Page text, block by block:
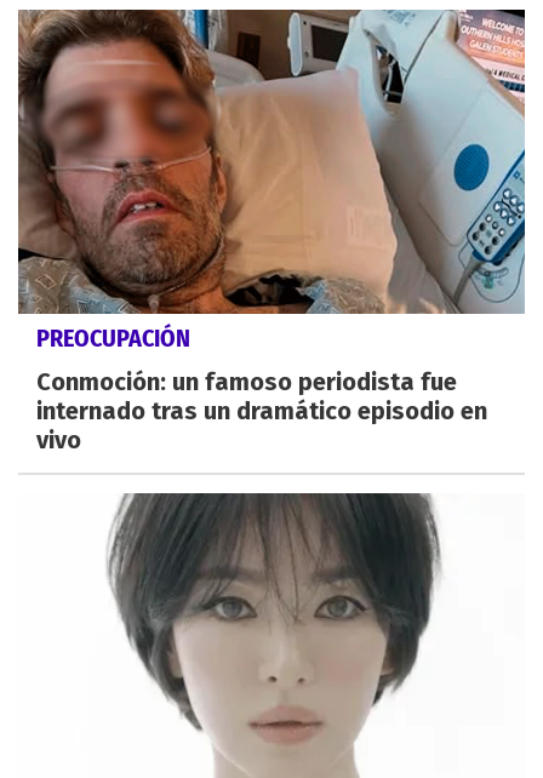
PREOCUPACIÓN
Conmoción: un famoso periodista fue
internado tras un dramático episodio en
vivo